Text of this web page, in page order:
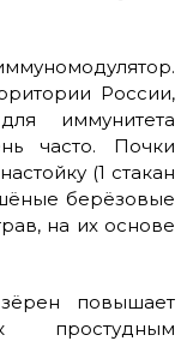
России,
иммунитета
часто. Почки
(1 стакан
берёзовые
на их основе
повышает
простудным